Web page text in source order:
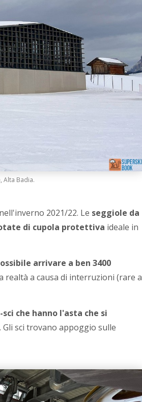
Alta Badia.
2021/22. Le seggiole da
di cupola protettiva ideale in
arrivare a ben 3400
a causa di interruzioni (rare a
che hanno l'asta che si
sci trovano appoggio sulle